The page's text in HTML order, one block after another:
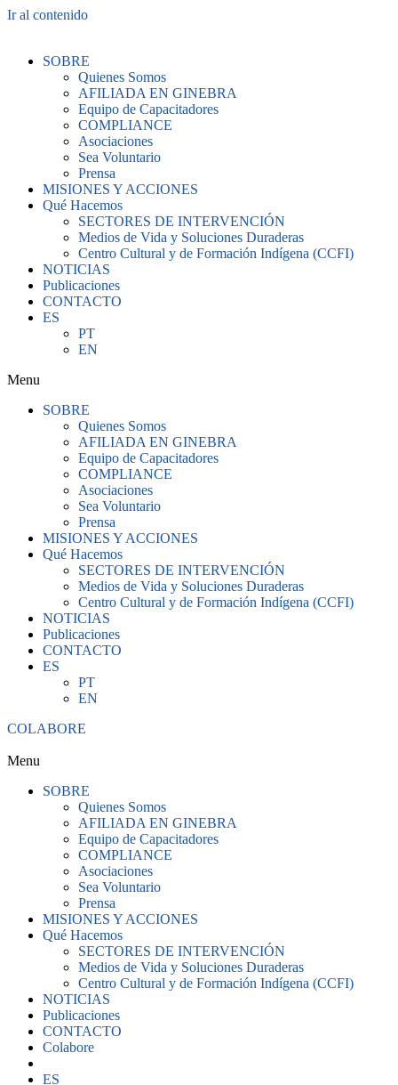
Ir al contenido
SOBRE
Quienes Somos
AFILIADA EN GINEBRA
Equipo de Capacitadores
COMPLIANCE
Asociaciones
Sea Voluntario
Prensa
MISIONES Y ACCIONES
Qué Hacemos
SECTORES DE INTERVENCIÓN
Medios de Vida y Soluciones Duraderas
Centro Cultural y de Formación Indígena (CCFI)
NOTICIAS
Publicaciones
CONTACTO
ES
PT
EN
Menu
SOBRE
Quienes Somos
AFILIADA EN GINEBRA
Equipo de Capacitadores
COMPLIANCE
Asociaciones
Sea Voluntario
Prensa
MISIONES Y ACCIONES
Qué Hacemos
SECTORES DE INTERVENCIÓN
Medios de Vida y Soluciones Duraderas
Centro Cultural y de Formación Indígena (CCFI)
NOTICIAS
Publicaciones
CONTACTO
ES
PT
EN
COLABORE
Menu
SOBRE
Quienes Somos
AFILIADA EN GINEBRA
Equipo de Capacitadores
COMPLIANCE
Asociaciones
Sea Voluntario
Prensa
MISIONES Y ACCIONES
Qué Hacemos
SECTORES DE INTERVENCIÓN
Medios de Vida y Soluciones Duraderas
Centro Cultural y de Formación Indígena (CCFI)
NOTICIAS
Publicaciones
CONTACTO
Colabore
ES